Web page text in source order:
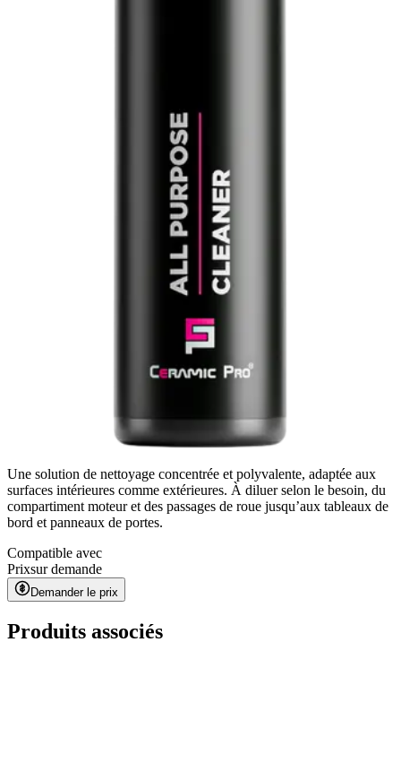
Une solution de nettoyage concentrée et polyvalente, adaptée aux
surfaces intérieures comme extérieures. À diluer selon le besoin, du
compartiment moteur et des passages de roue jusqu’aux tableaux de
bord et panneaux de portes.
Compatible avec
Prixsur demande
Demander le prix
Produits associés